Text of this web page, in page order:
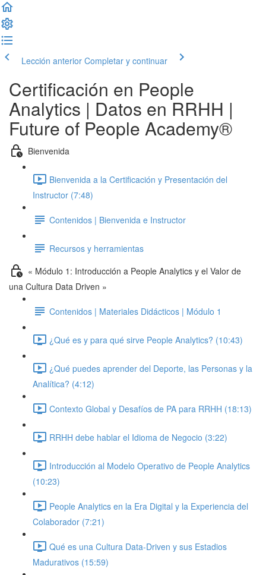
Lección anterior Completar y continuar
Certificación en People
Analytics | Datos en RRHH |
Future of People Academy®
Bienvenida
Bienvenida a la Certificación y Presentación del
Instructor (7:48)
Contenidos | Bienvenida e Instructor
Recursos y herramientas
« Módulo 1: Introducción a People Analytics y el Valor de
una Cultura Data Driven »
Contenidos | Materiales Didácticos | Módulo 1
¿Qué es y para qué sirve People Analytics? (10:43)
¿Qué puedes aprender del Deporte, las Personas y la
Analítica? (4:12)
Contexto Global y Desafíos de PA para RRHH (18:13)
RRHH debe hablar el Idioma de Negocio (3:22)
Introducción al Modelo Operativo de People Analytics
(10:23)
People Analytics en la Era Digital y la Experiencia del
Colaborador (7:21)
Qué es una Cultura Data-Driven y sus Estadios
Madurativos (15:59)